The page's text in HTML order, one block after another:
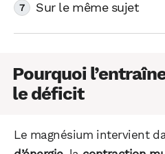
Sur le même sujet
Pourquoi
le déficit
Le magnésium intervient